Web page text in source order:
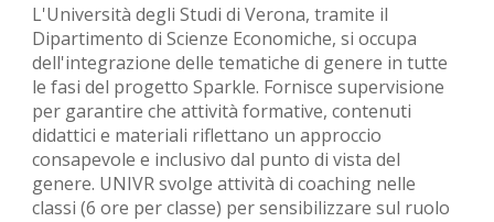
L'Università degli Studi di Verona, tramite il
Dipartimento di Scienze Economiche, si occupa
dell'integrazione delle tematiche di genere in tutte
le fasi del progetto Sparkle. Fornisce supervisione
per garantire che attività formative, contenuti
didattici e materiali riflettano un approccio
consapevole e inclusivo dal punto di vista del
genere. UNIVR svolge attività di coaching nelle
classi (6 ore per classe) per sensibilizzare sul ruolo